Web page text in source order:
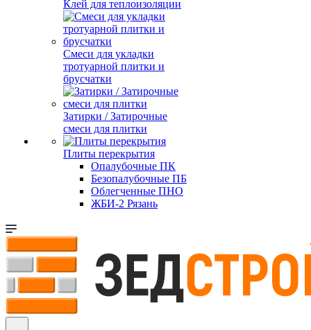
Клей для теплоизоляции
Смеси для укладки
тротуарной плитки и
брусчатки
Затирки / Затирочные
смеси для плитки
Плиты перекрытия
Опалубочные ПК
Безопалубочные ПБ
Облегченные ПНО
ЖБИ-2 Рязань